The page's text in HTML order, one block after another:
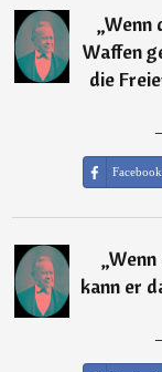
„Wenn
Waffen
die
Facebook
„
kann er